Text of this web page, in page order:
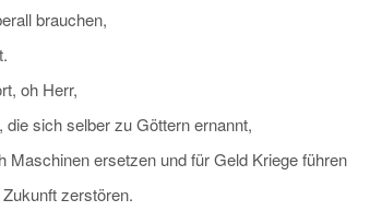
brauchen,
oh Herr,
die sich selber zu Göttern ernannt,
Maschinen ersetzen und für Geld Kriege führen
zerstören.